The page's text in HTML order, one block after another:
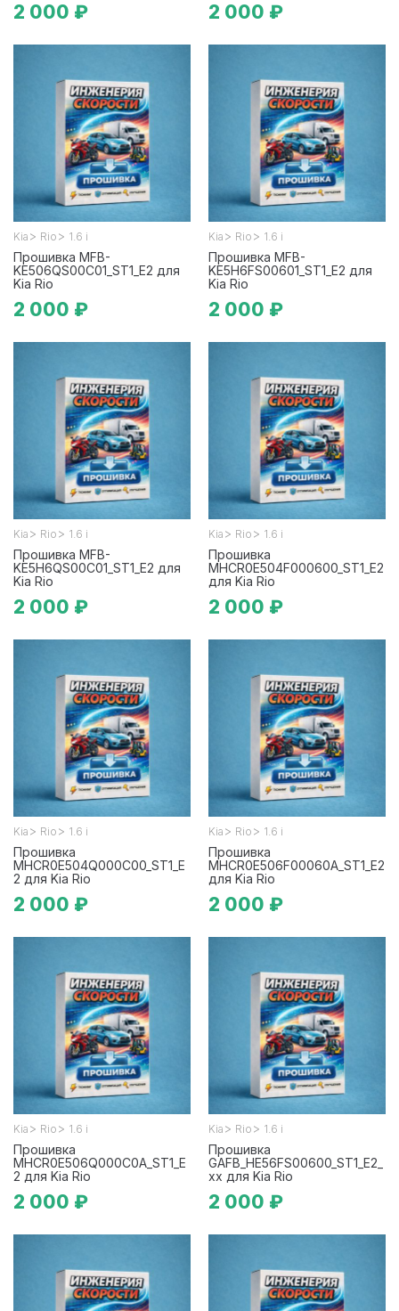
2 000 ₽ 2 000 ₽
Kia > Rio > 1.6 i
Прошивка MFB-
KE506QS00C01_ST1_E2 для
Kia Rio
2 000 ₽
Kia > Rio > 1.6 i
Прошивка MFB-
KE5H6FS00601_ST1_E2 для
Kia Rio
2 000 ₽
Kia > Rio > 1.6 i
Прошивка MFB-
KE5H6QS00C01_ST1_E2 для
Kia Rio
2 000 ₽
Kia > Rio > 1.6 i
Прошивка
MHCR0E504F000600_ST1_E2
для Kia Rio
2 000 ₽
Kia > Rio > 1.6 i
Прошивка
MHCR0E504Q000C00_ST1_E
2 для Kia Rio
2 000 ₽
Kia > Rio > 1.6 i
Прошивка
MHCR0E506F00060A_ST1_E2
для Kia Rio
2 000 ₽
Kia > Rio > 1.6 i
Прошивка
MHCR0E506Q000C0A_ST1_E
2 для Kia Rio
2 000 ₽
Kia > Rio > 1.6 i
Прошивка
GAFB_HE56FS00600_ST1_E2_
xx для Kia Rio
2 000 ₽